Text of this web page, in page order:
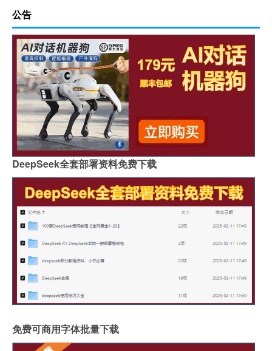
公告
DeepSeek全套部署资料免费下载
免费可商用字体批量下载